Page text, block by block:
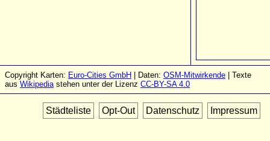
Copyright Karten: Euro-Cities GmbH | Daten: OSM-Mitwirkende | Texte
aus Wikipediastehen unter der Lizenz CC-BY-SA 4.0
Städteliste Opt-Out Datenschutz Impressum